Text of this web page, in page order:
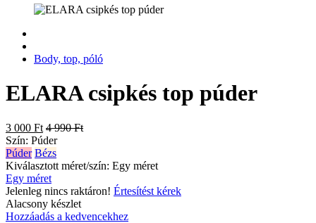
Body, top, póló
ELARA csipkés top púder
3 000 Ft 4 990 Ft
Szín: Púder
Púder Bézs
Kiválasztott méret/szín: Egy méret
Egy méret
Jelenleg nincs raktáron! Értesítést kérek
Alacsony készlet
Hozzáadás a kedvencekhez